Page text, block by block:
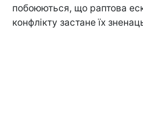
побоюються, що раптова
конфлікту застане їх